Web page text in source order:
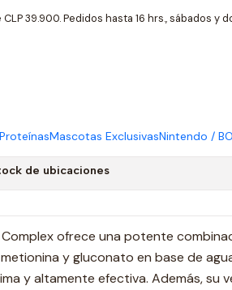
ProteínasMascotas ExclusivasNintendo /
39.900. Pedidos hasta 16 hrs., sábados y
Gluconato 150 Ml
Nutrisorb Zinc
de ubicaciones
ofrece una potente
y gluconato en base de
y altamente efectiva. Además, su